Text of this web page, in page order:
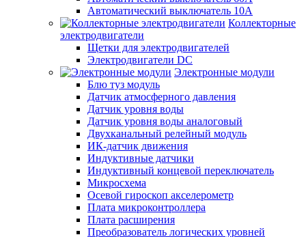
Автоматический выключатель 10А
Коллекторные
электродвигатели
Щетки для электродвигателей
Электродвигатели DC
Электронные модули
Блю туз модуль
Датчик атмосферного давления
Датчик уровня воды
Датчик уровня воды аналоговый
Двухканальный релейный модуль
ИК-датчик движения
Индуктивные датчики
Индуктивный концевой переключатель
Микросхема
Осевой гироскоп акселерометр
Плата микроконтроллера
Плата расширения
Преобразователь логических уровней